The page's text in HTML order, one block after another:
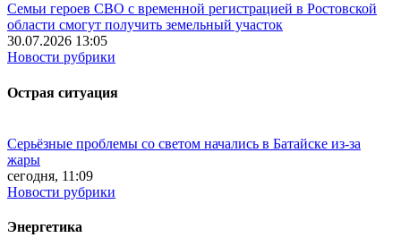
Семьи героев СВО с временной регистрацией в Ростовской
области смогут получить земельный участок
30.07.2026 13:05
Новости рубрики
Острая ситуация
Серьёзные проблемы со светом начались в Батайске из-за
жары
сегодня, 11:09
Новости рубрики
Энергетика